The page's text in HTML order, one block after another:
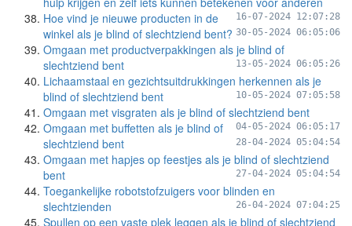
16-07-2024 12:07:28
Hoe vind je nieuwe producten in de
winkel als je blind of slechtziend bent? 30-05-2024 06:05:06
Omgaan met productverpakkingen als je blind of
slechtziend bent
13-05-2024 06:05:26
Lichaamstaal en gezichtsuitdrukkingen herkennen als je
blind of slechtziend bent
10-05-2024 07:05:58
Omgaan met visgraten als je blind of slechtziend bent
04-05-2024 06:05:17
Omgaan met buffetten als je blind of
slechtziend bent
28-04-2024 05:04:54
Omgaan met hapjes op feestjes als je blind of slechtziend
bent
27-04-2024 05:04:54
Toegankelijke robotstofzuigers voor blinden en
slechtzienden
26-04-2024 07:04:25
Spullen op een vaste plek leggen als je blind of slechtziend